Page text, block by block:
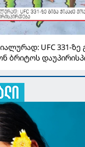
UFC 331-ზე
ბრიტოს